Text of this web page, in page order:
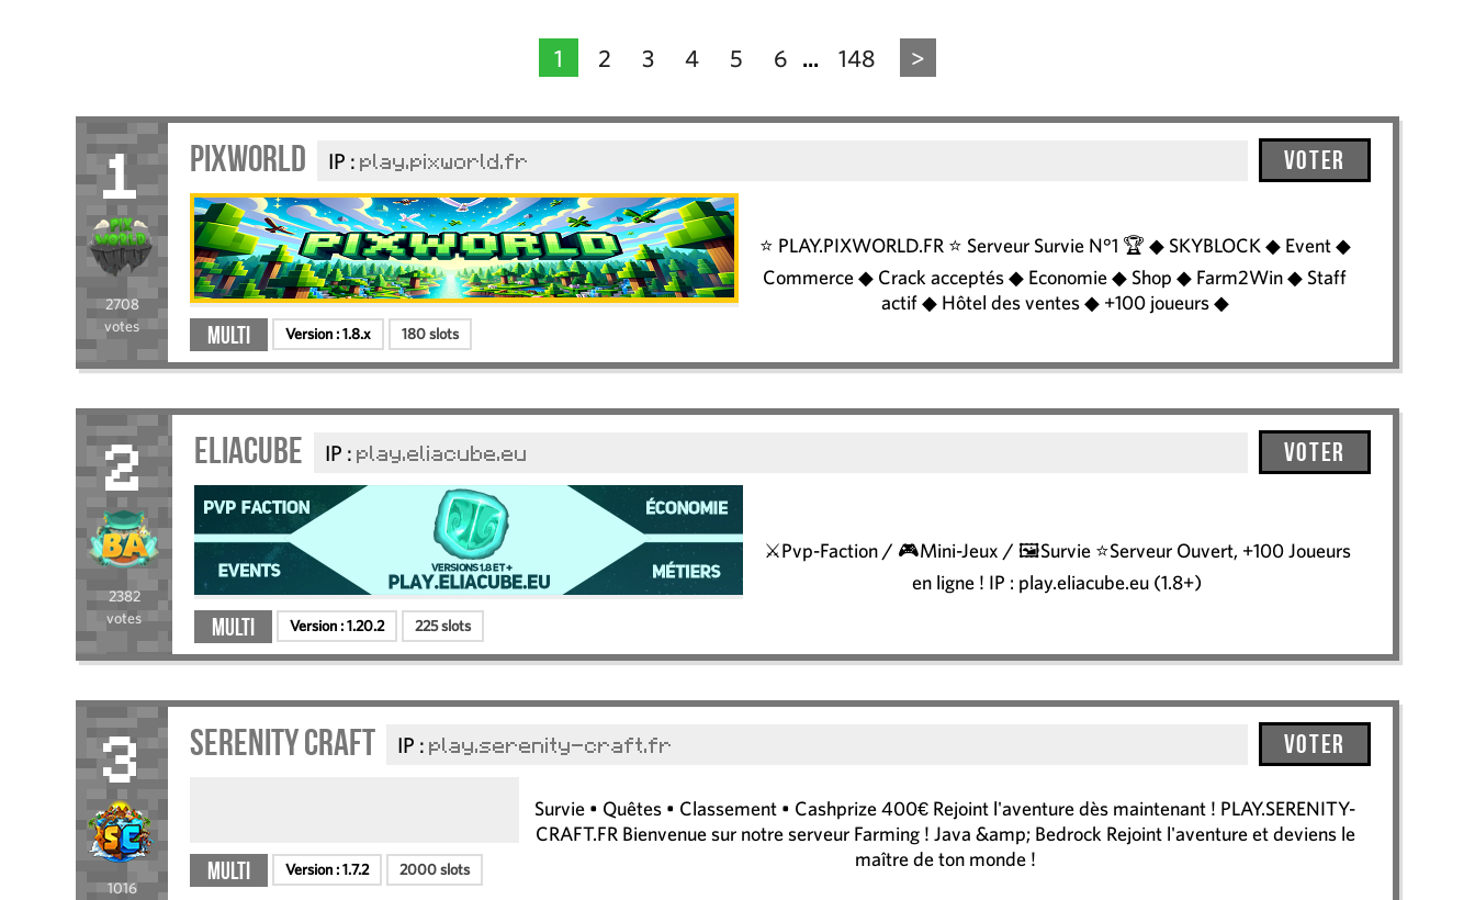
1 2 3 4 5 6 ... 148 >
1
2708
votes
Pixworld IP : play.pixworld.fr Voter
Multi Version :1.8.x 180 slots
⭐️ PLAY.PIXWORLD.FR ⭐ Serveur Survie N°1 🏆 ◆ SKYBLOCK ◆ Event ◆
Commerce ◆ Crack acceptés ◆ Economie ◆ Shop ◆ Farm2Win ◆ Staff
actif ◆ Hôtel des ventes ◆ +100 joueurs ◆
2
2382
votes
Eliacube IP : play.eliacube.eu Voter
Multi Version :1.20.2 225 slots
⚔️Pvp-Faction / 🎮Mini-Jeux / 🖼️Survie ⭐Serveur Ouvert, +100 Joueurs
en ligne ! IP : play.eliacube.eu (1.8+)
3
1016
Serenity Craft IP : play.serenity-craft.fr Voter
Multi Version :1.7.2 2000 slots
Survie • Quêtes • Classement • Cashprize 400€ Rejoint l'aventure dès maintenant ! PLAY.SERENITY-
CRAFT.FR Bienvenue sur notre serveur Farming ! Java &amp; Bedrock Rejoint l'aventure et deviens le
maître de ton monde !